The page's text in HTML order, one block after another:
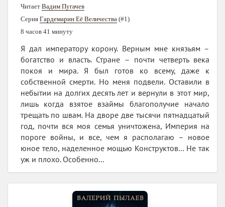
Читает Вадим Пугачев
Серия Гардемарин Её Величества (#1)
8 часов 41 минуту
Я дал императору корону. Верным мне князьям –
богатство и власть. Стране – почти четверть века
покоя и мира. Я был готов ко всему, даже к
собственной смерти. Но меня подвели. Оставили в
небытии на долгих десять лет и вернули в этот мир,
лишь когда взятое взаймы благополучие начало
трещать по швам. На дворе две тысячи пятнадцатый
год, почти вся моя семья уничтожена, Империя на
пороге войны, и все, чем я располагаю – новое
юное тело, наделенное мощью Конструктов… Не так
уж и плохо. Особенно...